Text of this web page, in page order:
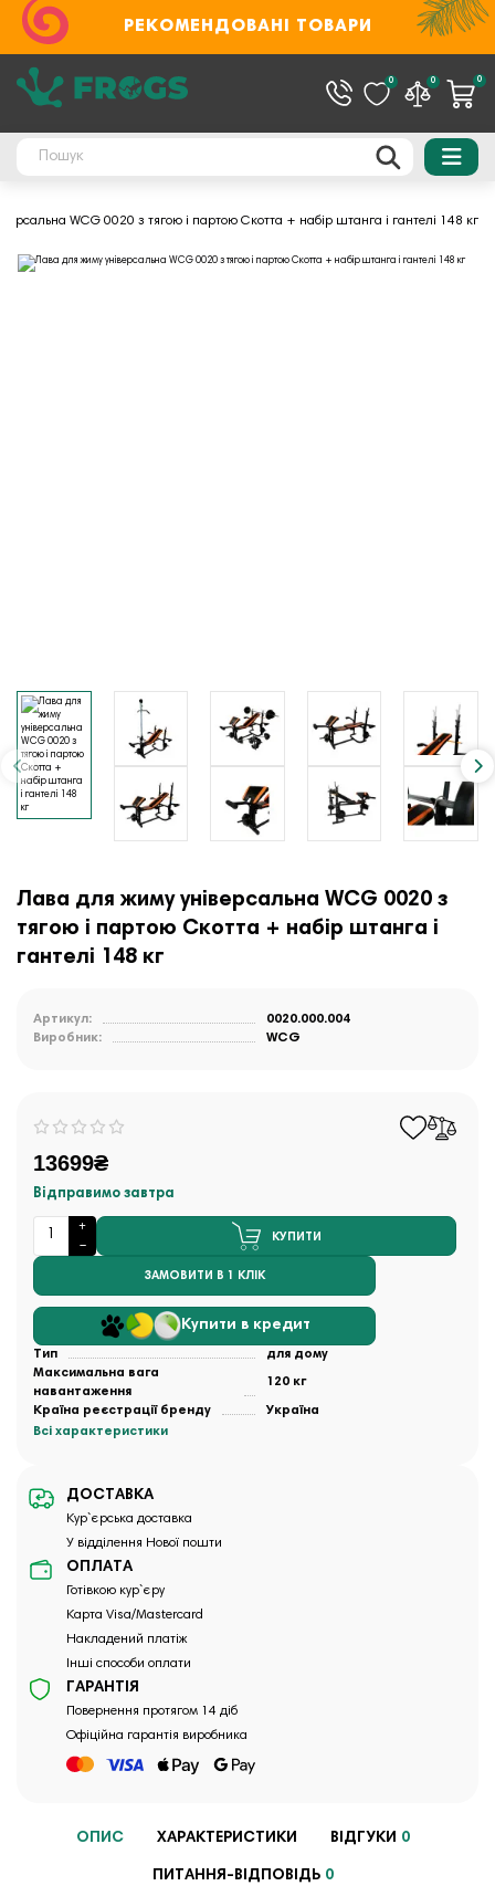
РЕКОМЕНДОВАНІ ТОВАРИ
0 0 0
WCG 0020 з тягою і партою Скотта + набір штанга і гантелі 148 кг
Лава для жиму універсальна WCG 0020 з
тягою і партою Скотта + набір штанга і
гантелі 148 кг
Артикул:
0020.000.004
Виробник:
WCG
13699₴
Відправимо завтра
КУПИТИ
ЗАМОВИТИ В 1 КЛІК
Купити в кредит
Тип
для дому
Максимальна вага
навантаження
120 кг
Країна реєстрації бренду
Україна
Всі характеристики
ДОСТАВКА
Кур`єрська доставка
У відділення Нової пошти
ОПЛАТА
Готівкою кур`єру
Карта Visa/Mastercard
Накладений платіж
Інші способи оплати
ГАРАНТІЯ
Повернення протягом 14 діб
Офіційна гарантія виробника
ОПИС ХАРАКТЕРИСТИКИ ВІДГУКИ 0
ПИТАННЯ-ВІДПОВІДЬ 0